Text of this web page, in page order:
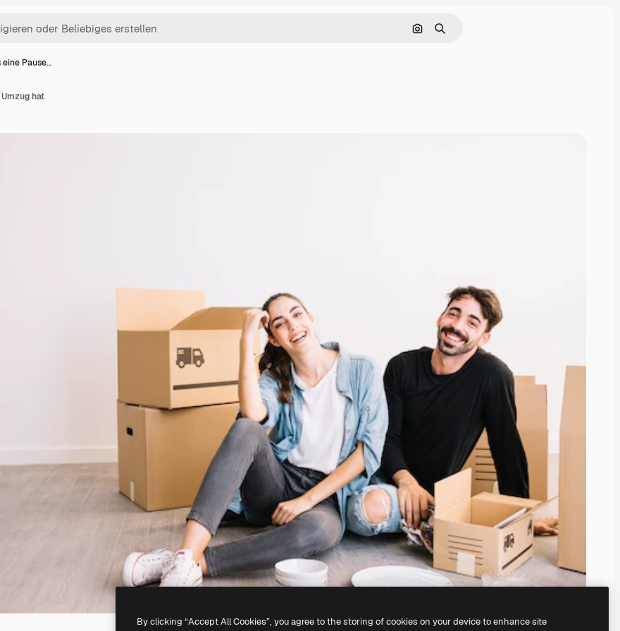
Nach Bild suchen
Suchen
eine Pause…
hat
By clicking “Accept All Cookies”, you agree to the storing of cookies on your device to enhance site